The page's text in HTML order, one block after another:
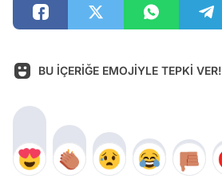
BU İÇERİĞE EMOJİYLE TEPKİ VER!